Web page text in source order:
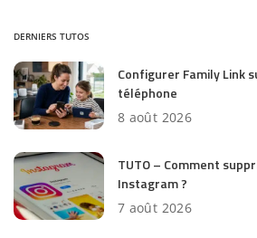
DERNIERS TUTOS
Configurer Family Link
téléphone
8 août 2026
TUTO – Comment
Instagram ?
7 août 2026